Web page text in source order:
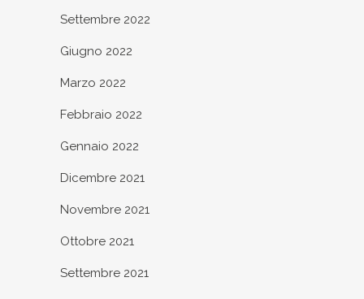
Settembre 2022
Giugno 2022
Marzo 2022
Febbraio 2022
Gennaio 2022
Dicembre 2021
Novembre 2021
Ottobre 2021
Settembre 2021